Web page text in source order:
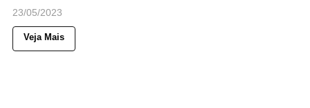
23/05/2023
Veja Mais